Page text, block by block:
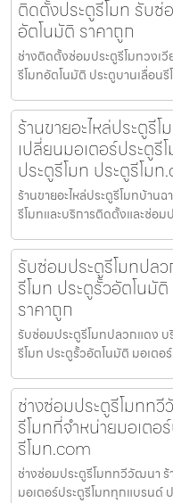
ติดตั้งประตูรีโมท รับซ่
อัตโนมัติ ราคาถูก
ช่างติดตั้งซ่อมประตูรีโมทวงเ
รีโมทอัตโนมัติ ประตูบานเลื่อน
ร้านขายอะไหล่ประตูรี
เปลี่ยนมอเตอร์ประตูรี
ประตูรีโมท ประตูรีโม
ร้านขายอะไหล่ประตูรีโมทบ้าน
รีโมทและบริการติดตั้งและซ่อม
รับซ่อมประตูรีโมทปล
รีโมท ประตูรั้วอัตโนมั
ราคาถูก
รับซ่อมประตูรีโมทปลวกแดง
รีโมท ประตูรั้วอัตโนมัติ มอเตอ
ช่างซ่อมประตูรีโมทท
รีโมทที่จำหน่ายมอเต
รีโมท.com
ช่างซ่อมประตูรีโมททวีวัฒนา ร้
มอเตอร์ประตูรีโมททุกแบรนด์